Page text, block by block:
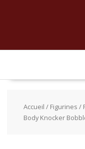
Accueil / Figurines /
Body Knocker